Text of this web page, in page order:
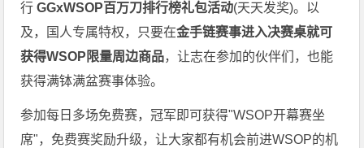
行 GGxWSOP百万刀排行榜礼包活动(天天发奖)。以
及，国人专属特权，只要在金手链赛事进入决赛桌就可
获得WSOP限量周边商品，让志在参加的伙伴们，也能
获得满钵满盆赛事体验。
参加每日多场免费赛，冠军即可获得"WSOP开幕赛坐
席"，免费赛奖励升级，让大家都有机会前进WSOP的机